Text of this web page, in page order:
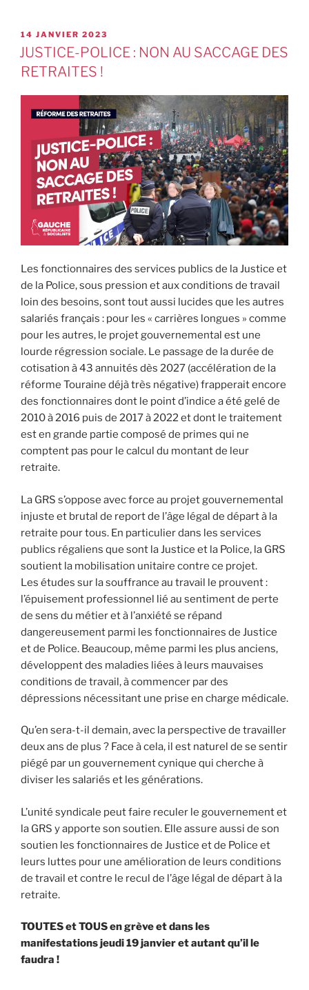
14 JANVIER 2023
JUSTICE-POLICE : NON AU SACCAGE DES
RETRAITES !
Les fonctionnaires des services publics de la Justice et
de la Police, sous pression et aux conditions de travail
loin des besoins, sont tout aussi lucides que les autres
salariés français : pour les « carrières longues » comme
pour les autres, le projet gouvernemental est une
lourde régression sociale. Le passage de la durée de
cotisation à 43 annuités dès 2027 (accélération de la
réforme Touraine déjà très négative) frapperait encore
des fonctionnaires dont le point d’indice a été gelé de
2010 à 2016 puis de 2017 à 2022 et dont le traitement
est en grande partie composé de primes qui ne
comptent pas pour le calcul du montant de leur
retraite.
La GRS s’oppose avec force au projet gouvernemental
injuste et brutal de report de l’âge légal de départ à la
retraite pour tous. En particulier dans les services
publics régaliens que sont la Justice et la Police, la GRS
soutient la mobilisation unitaire contre ce projet.
Les études sur la souffrance au travail le prouvent :
l’épuisement professionnel lié au sentiment de perte
de sens du métier et à l’anxiété se répand
dangereusement parmi les fonctionnaires de Justice
et de Police. Beaucoup, même parmi les plus anciens,
développent des maladies liées à leurs mauvaises
conditions de travail, à commencer par des
dépressions nécessitant une prise en charge médicale.
Qu’en sera-t-il demain, avec la perspective de travailler
deux ans de plus ? Face à cela, il est naturel de se sentir
piégé par un gouvernement cynique qui cherche à
diviser les salariés et les générations.
L’unité syndicale peut faire reculer le gouvernement et
la GRS y apporte son soutien. Elle assure aussi de son
soutien les fonctionnaires de Justice et de Police et
leurs luttes pour une amélioration de leurs conditions
de travail et contre le recul de l’âge légal de départ à la
retraite.
TOUTES et TOUS en grève et dans les
manifestations jeudi 19 janvier et autant qu’il le
faudra !